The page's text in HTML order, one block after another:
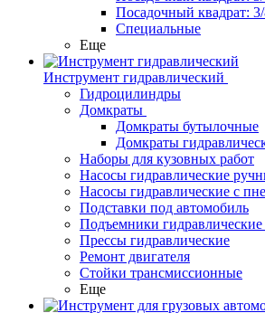
Посадочный квадрат:
Специальные
Еще
Инструмент гидравлический
Гидроцилиндры
Домкраты
Домкраты бутылочные
Домкраты
Наборы для кузовных работ
Насосы гидравлические
Насосы гидравлические с
Подставки под автомобиль
Подъемники гидравлические
Прессы гидравлические
Ремонт двигателя
Стойки трансмиссионные
Еще